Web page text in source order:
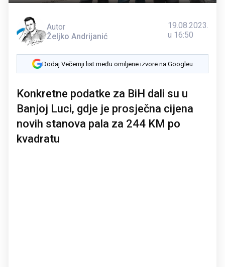
Autor
Željko Andrijanić
19.08.2023.
u 16:50
Dodaj Večernji list među omiljene izvore na Googleu
Konkretne podatke za BiH dali su u
Banjoj Luci, gdje je prosječna cijena
novih stanova pala za 244 KM po
kvadratu